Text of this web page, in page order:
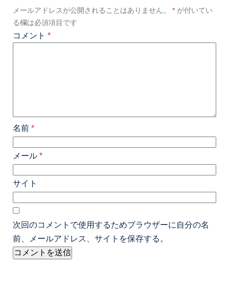
メールアドレスが公開されることはありません。 * が付いてい
る欄は必須項目です
コメント *
名前 *
メール *
サイト
次回のコメントで使用するためブラウザーに自分の名
前、メールアドレス、サイトを保存する。